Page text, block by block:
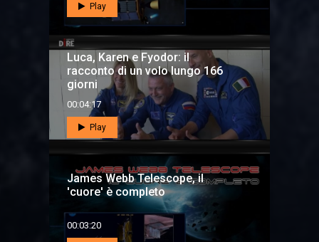
Play
Luca, Karen e Fyodor: il
racconto di un volo lungo 166
giorni
00:04:17
Play
James Webb Telescope, il
'cuore' è completo
00:03:20